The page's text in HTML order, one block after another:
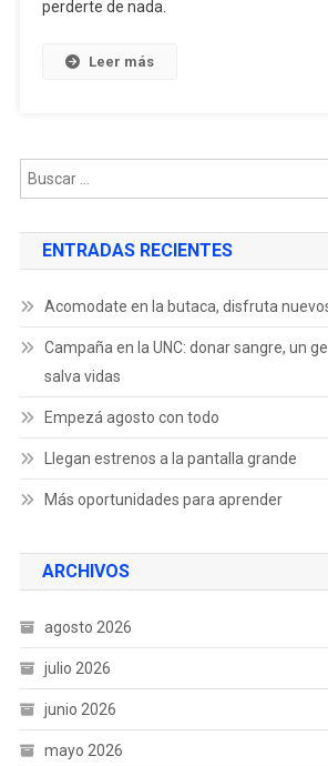
perderte de nada.
Leer más
ENTRADAS RECIENTES
Acomodate en la butaca, disfruta
Campaña en la UNC: donar sangre, un
salva vidas
Empezá agosto con todo
Llegan estrenos a la pantalla grande
Más oportunidades para aprender
ARCHIVOS
agosto 2026
julio 2026
junio 2026
mayo 2026